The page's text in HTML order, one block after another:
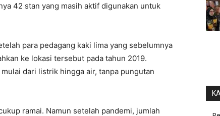
42 stan yang masih aktif digunakan untuk
para pedagang kaki lima yang sebelumnya
ke lokasi tersebut pada tahun 2019.
dari listrik hingga air, tanpa pungutan
ramai. Namun setelah pandemi, jumlah